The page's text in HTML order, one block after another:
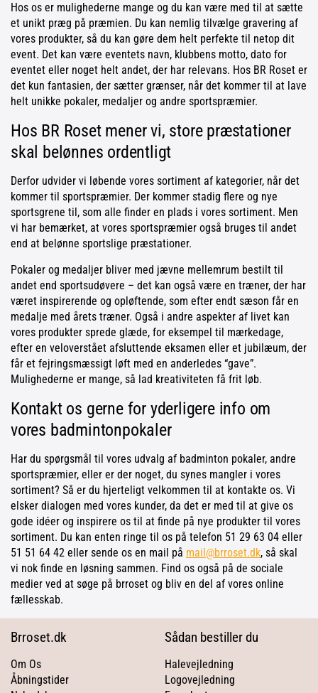
Hos os er mulighederne mange og du kan være med til at sætte
et unikt præg på præmien. Du kan nemlig tilvælge gravering af
vores produkter, så du kan gøre dem helt perfekte til netop dit
event. Det kan være eventets navn, klubbens motto, dato for
eventet eller noget helt andet, der har relevans. Hos BR Roset er
det kun fantasien, der sætter grænser, når det kommer til at lave
helt unikke pokaler, medaljer og andre sportspræmier.
Hos BR Roset mener vi, store præstationer
skal belønnes ordentligt
Derfor udvider vi løbende vores sortiment af kategorier, når det
kommer til sportspræmier. Der kommer stadig flere og nye
sportsgrene til, som alle finder en plads i vores sortiment. Men
vi har bemærket, at vores sportspræmier også bruges til andet
end at belønne sportslige præstationer.
Pokaler og medaljer bliver med jævne mellemrum bestilt til
andet end sportsudøvere – det kan også være en træner, der har
været inspirerende og opløftende, som efter endt sæson får en
medalje med årets træner. Også i andre aspekter af livet kan
vores produkter sprede glæde, for eksempel til mærkedage,
efter en veloverstået afsluttende eksamen eller et jubilæum, der
får et fejringsmæssigt løft med en anderledes “gave”.
Mulighederne er mange, så lad kreativiteten få frit løb.
Kontakt os gerne for yderligere info om
vores badmintonpokaler
Har du spørgsmål til vores udvalg af badminton pokaler, andre
sportspræmier, eller er der noget, du synes mangler i vores
sortiment? Så er du hjerteligt velkommen til at kontakte os. Vi
elsker dialogen med vores kunder, da det er med til at give os
gode idéer og inspirere os til at finde på nye produkter til vores
sortiment. Du kan enten ringe til os på telefon 51 29 63 04 eller
51 51 64 42 eller sende os en mail på mail@brroset.dk, så skal
vi nok finde en løsning sammen. Find os også på de sociale
medier ved at søge på brroset og bliv en del af vores online
fællesskab.
Brroset.dk
Om Os
Åbningstider
Sådan bestiller du
Halevejledning
Logovejledning